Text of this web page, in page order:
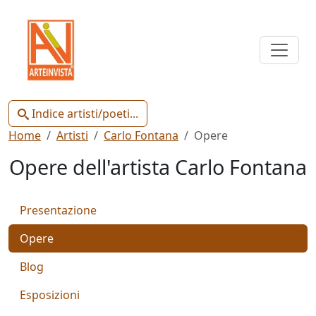
Indice artisti/poeti...
Indice
Artisti
Poeti
Artisti
Poeti
Home Artisti Carlo Fontana Opere
Opere dell'artista Carlo Fontana
Presentazione
Opere
Blog
Esposizioni